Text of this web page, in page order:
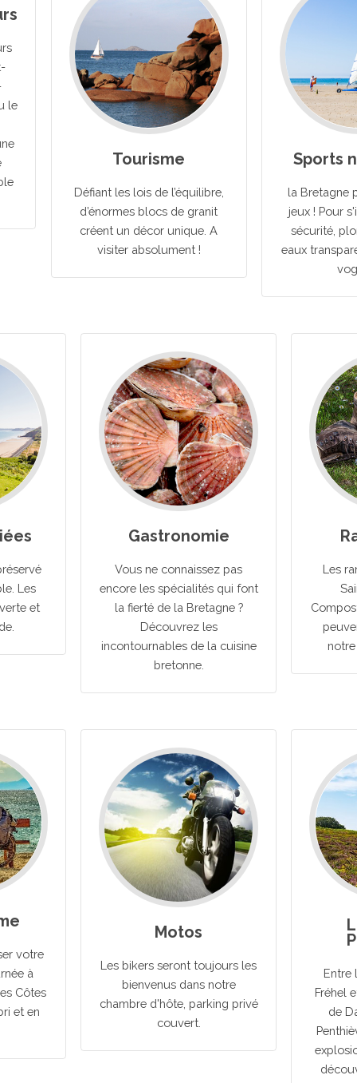
le
Tourisme
Défiant les lois de l’équilibre,
d’énormes blocs de granit
créent un décor unique. A
visiter absolument !
Sports
la Bretagne
jeux ! Pour
sécurité,
eaux
Les
et
Gastronomie
Vous ne connaissez pas
encore les spécialités qui font
la fierté de la Bretagne ?
Découvrez les
incontournables de la cuisine
bretonne.
Les
votre
à
Côtes
et en
Motos
Les bikers seront toujours les
bienvenus dans notre
chambre d'hôte, parking privé
couvert.
Entre
Fréhel
de